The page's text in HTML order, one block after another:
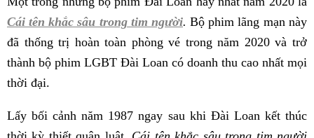
Cái tên khắc sâu trong tim người. Bộ phim lãng mạn này
đã thống trị hoàn toàn phòng vé trong năm 2020 và trở
thành bộ phim LGBT Đài Loan có doanh thu cao nhất mọi
thời đại.
Lấy bối cảnh năm 1987 ngay sau khi Đài Loan kết thúc